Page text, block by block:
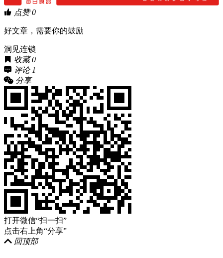
点赞 0
好文章，需要你的鼓励
洞见连锁
收藏 0
评论 1
分享
打开微信“扫一扫”
点击右上角“分享”
回顶部